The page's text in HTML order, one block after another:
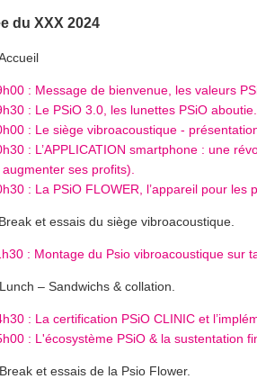
du XXX 2024
: Message de bienvenue, les valeurs
: Le PSiO 3.0, les lunettes PSiO aboutie.
: Le siège vibroacoustique -
: L’APPLICATION smartphone : une
ses profits).
: La PSiO FLOWER, l’appareil pour
et essais du siège vibroacoustique.
: Montage du Psio vibroacoustique sur
– Sandwichs & collation.
: La certification PSiO CLINIC et
: L'écosystème PSiO & la sustentation
et essais de la Psio Flower.